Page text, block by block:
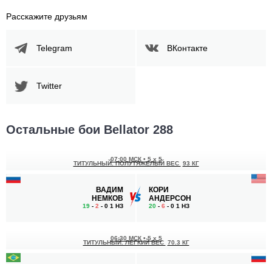
Расскажите друзьям
Telegram ВКонтакте
Twitter
Остальные бои Bellator 288
ВАДИМ
НЕМКОВ
19 - 2 - 0 1 НЗ
07:00 МСК • 5 x 5
ТИТУЛЬНЫЙ. ПОЛУТЯЖЕЛЫЙ ВЕС 93 КГ
КОРИ
АНДЕРСОН
20 - 6 - 0 1 НЗ
06:30 МСК •5 x 5
ТИТУЛЬНЫЙ. ЛЕГКИЙ ВЕС 70.3 КГ